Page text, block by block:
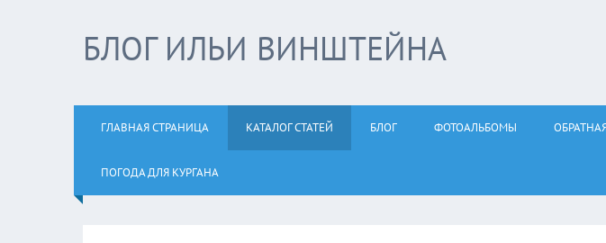
БЛОГ ИЛЬИ ВИНШТЕЙНА
ГЛАВНАЯ СТРАНИЦА КАТАЛОГ СТАТЕЙ БЛОГ ФОТОАЛЬБОМЫ
ПОГОДА ДЛЯ КУРГАНА